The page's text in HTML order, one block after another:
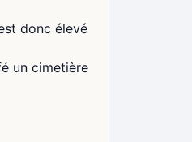
donc élevé
un cimetière